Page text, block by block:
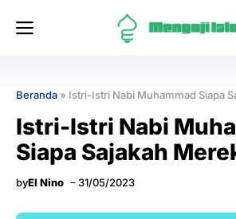
Menu
Beranda » Istri-Istri Nabi Muhammad Siapa
Istri-Istri Nabi
Siapa Sajakah
byEl Nino 31/05/2023